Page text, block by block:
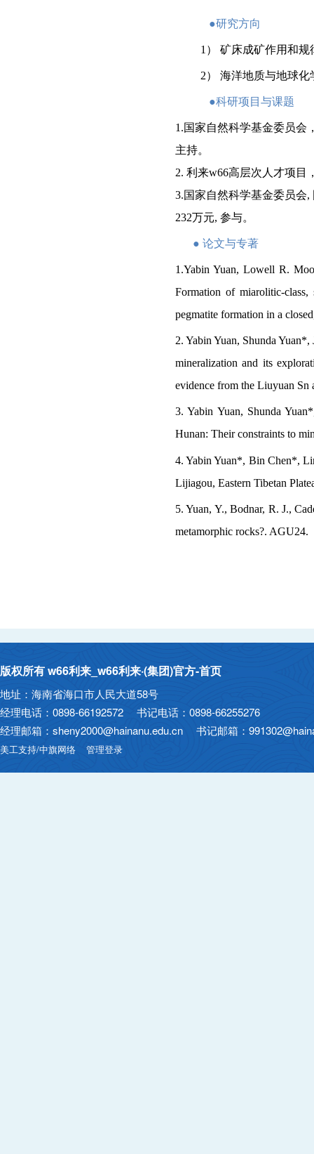
●研究方向
1 ） 矿床成矿作用和规
2） 海洋地质与地球化
●科研项目与课题
1.国家自然科学基金委员会
主持。
2. 利来w66高层次人才项目
3.国家自然科学基金委员会,
232万元, 参与。
● 论文与专著
1.Yabin Yuan, Lowell R.
Formation of miarolitic-
pegmatite formation in a
2. Yabin Yuan, Shunda
mineralization and its
evidence from the Liuyuan
3. Yabin Yuan, Shunda
Hunan: Their constraints to
4. Yabin Yuan*, Bin Chen*,
Lijiagou, Eastern Tibetan
5. Yuan, Y., Bodnar, R. J.,
metamorphic rocks?. AGU24.
版权所有 w66利来_w66利来·(集团)官方-首页
地址：海南省海口市人民大道58号
经理电话：0898-66192572 书记电话：0898-66255276
经理邮箱：sheny2000@hainanu.edu.cn 书记邮箱：
美工支持/中旗网络 管理登录